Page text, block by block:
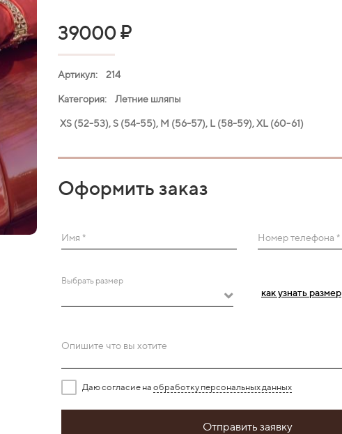
39000₽
Артикул: 214
Категория: Летние шляпы
XS (52-53), S (54-55), M (56-57), L (58-59), XL (60-61)
Оформить заказ
Имя * Номер телефона *
Выбрать размер
как узнать размер
Опишите что вы хотите
Даю согласие на обработку персональных данных
Отправить заявку